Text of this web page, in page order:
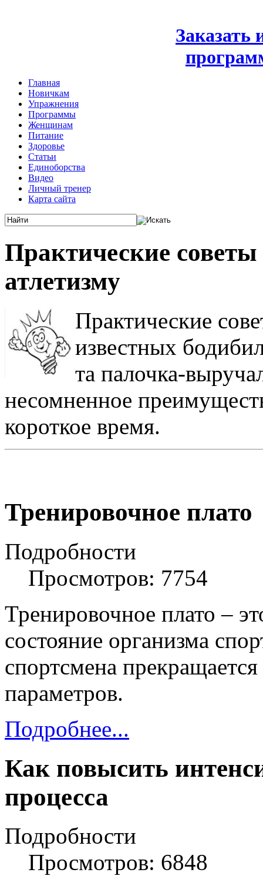
Заказать
Главная
Новичкам
Упражнения
Программы
Женщинам
Питание
Здоровье
Статьи
Единоборства
Видео
Личный тренер
Карта сайта
Практические
атлетизму
Практические
известных
та палочка-
несомненное
короткое время.
Тренировочное плато
Подробности
Просмотров: 7754
Тренировочное плато –
состояние организма
спортсмена
параметров.
Подробнее...
Как повысить
процесса
Подробности
Просмотров: 6848